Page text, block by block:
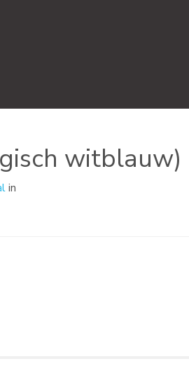
witblauw)
in